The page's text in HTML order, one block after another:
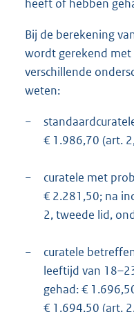
heeft of hebben
Bij de berekening
wordt gerekend
verschillende
weten:
−
€ 1.986,70 (art.
−
curatele met
€ 2.281,50; na
2, tweede lid,
−
curatele
leeftijd van
gehad: €
€ 1.694,50 (art.